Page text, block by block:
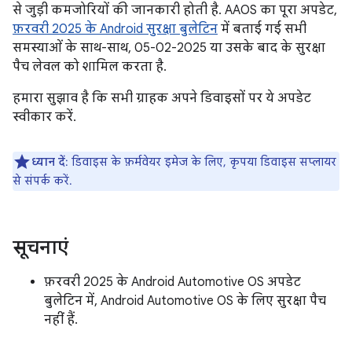
से जुड़ी कमजोरियों की जानकारी होती है. AAOS का पूरा अपडेट,
फ़रवरी 2025 के Android सुरक्षा बुलेटिन में बताई गई सभी
समस्याओं के साथ-साथ, 05-02-2025 या उसके बाद के सुरक्षा
पैच लेवल को शामिल करता है.
हमारा सुझाव है कि सभी ग्राहक अपने डिवाइसों पर ये अपडेट
स्वीकार करें.
ध्यान दें: डिवाइस के फ़र्मवेयर इमेज के लिए, कृपया डिवाइस सप्लायर
से संपर्क करें.
सूचनाएं
फ़रवरी 2025 के Android Automotive OS अपडेट
बुलेटिन में, Android Automotive OS के लिए सुरक्षा पैच
नहीं हैं.